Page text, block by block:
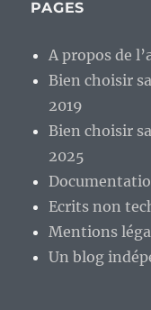
David
la
du
nom
?
PAGES
A propos de
Bien choisir
2019
Bien choisir
2025
Ecrits non
Mentions
Un blog